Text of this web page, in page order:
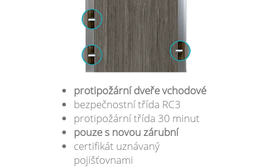
protipožární dveře vchodové
bezpečnostní třída RC3
protipožární třída 30 minut
pouze s novou zárubní
certifikát uznávaný
pojišťovnami